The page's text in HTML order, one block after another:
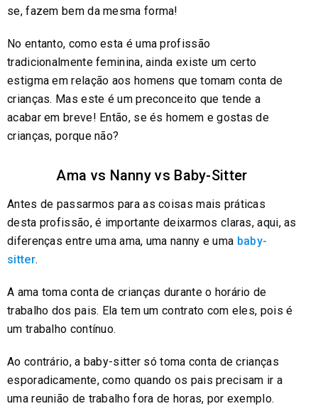
se, fazem bem da mesma forma!
No entanto, como esta é uma profissão
tradicionalmente feminina, ainda existe um certo
estigma em relação aos homens que tomam conta de
crianças. Mas este é um preconceito que tende a
acabar em breve! Então, se és homem e gostas de
crianças, porque não?
Ama vs Nanny vs Baby-Sitter
Antes de passarmos para as coisas mais práticas
desta profissão, é importante deixarmos claras, aqui, as
diferenças entre uma ama, uma nanny e uma baby-
sitter.
A ama toma conta de crianças durante o horário de
trabalho dos pais. Ela tem um contrato com eles, pois é
um trabalho contínuo.
Ao contrário, a baby-sitter só toma conta de crianças
esporadicamente, como quando os pais precisam ir a
uma reunião de trabalho fora de horas, por exemplo.